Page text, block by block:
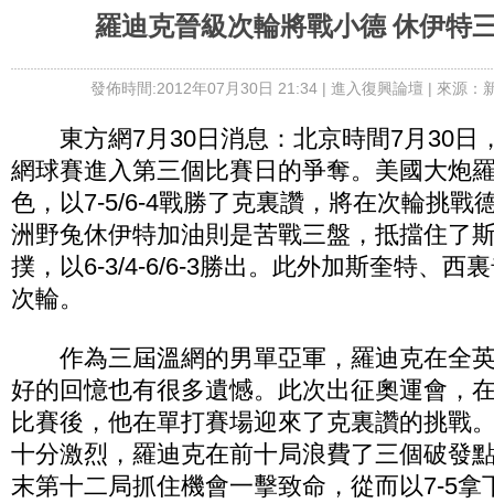
羅迪克晉級次輪將戰小德 休伊特
發佈時間:2012年07月30日 21:34 | 進入復興論壇 | 來源：
東方網7月30日消息：北京時間7月30日
網球賽進入第三個比賽日的爭奪。美國大炮
色，以7-5/6-4戰勝了克裏讚，將在次輪挑戰
洲野兔休伊特加油則是苦戰三盤，抵擋住了
撲，以6-3/4-6/6-3勝出。此外加斯奎特、西
次輪。
作為三屆溫網的男單亞軍，羅迪克在全
好的回憶也有很多遺憾。此次出征奧運會，
比賽後，他在單打賽場迎來了克裏讚的挑戰
十分激烈，羅迪克在前十局浪費了三個破發
末第十二局抓住機會一擊致命，從而以7-5拿